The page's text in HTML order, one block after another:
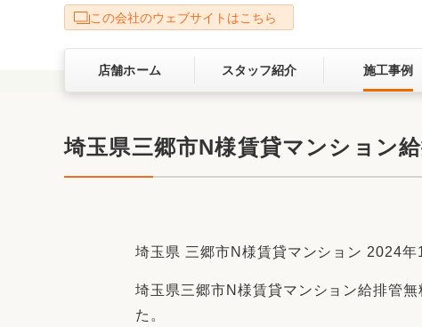
キッチン
洗面化粧室 トイレ
ベランダ・バルコニー ガーデンス
お客さまの声
サービス向上・品質改善の取り組み
この会社のウェブサイトはこちら
店舗ホーム スタッフ紹介 施工事例
埼玉県三郷市N様賃貸マンション
埼玉県 三郷市N様賃貸マンション 2024年
埼玉県三郷市N様賃貸マンション給排管無
た。